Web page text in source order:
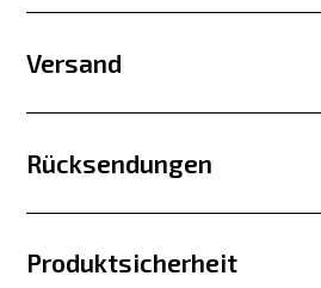
Versand
Rücksendungen
Produktsicherheit